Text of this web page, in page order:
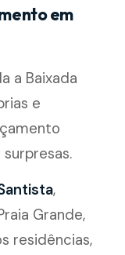
em
a Baixada
e
,
Grande,
residências,